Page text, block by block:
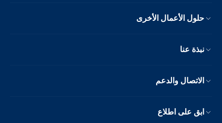
حلول الأعمال الأخرى
نبذة عنا
الاتصال والدعم
ابق على اطلاع